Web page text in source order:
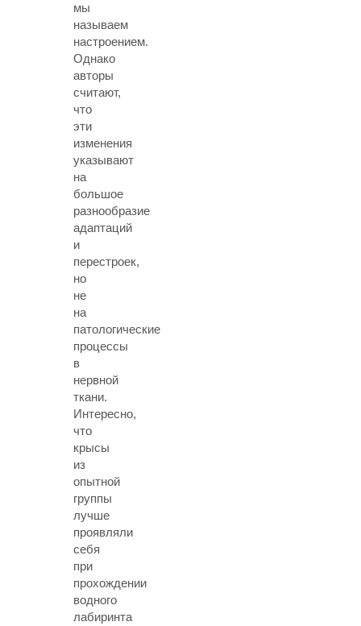
мы
называем
настроением.
Однако
авторы
считают,
что
эти
изменения
указывают
на
большое
разнообразие
адаптаций
и
перестроек,
но
не
на
патологические
процессы
в
нервной
ткани.
Интересно,
что
крысы
из
опытной
группы
лучше
проявляли
себя
при
прохождении
водного
лабиринта